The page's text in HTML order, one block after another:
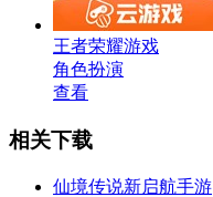
王者荣耀游戏
角色扮演
查看
相关下载
仙境传说新启航手游